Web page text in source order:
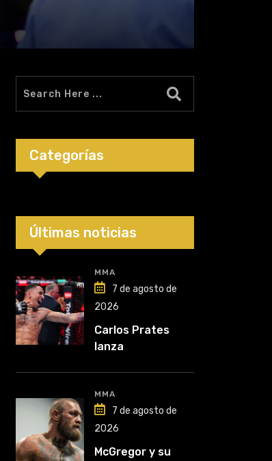
Categorías
Últimas noticias
MMA
7 de agosto de
2026
Carlos Prates
lanza
MMA
7 de agosto de
2026
McGregor y su